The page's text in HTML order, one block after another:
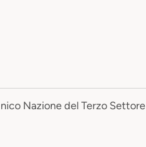
Nazione del Terzo Settore